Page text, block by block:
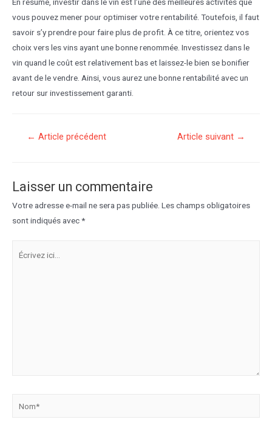
En résumé, investir dans le vin est l’une des meilleures activités que
vous pouvez mener pour optimiser votre rentabilité. Toutefois, il faut
savoir s’y prendre pour faire plus de profit. À ce titre, orientez vos
choix vers les vins ayant une bonne renommée. Investissez dans le
vin quand le coût est relativement bas et laissez-le bien se bonifier
avant de le vendre. Ainsi, vous aurez une bonne rentabilité avec un
retour sur investissement garanti.
Navigation
← Article précédent Article suivant →
Laisser un commentaire
Votre adresse e-mail ne sera pas publiée. Les champs obligatoires
sont indiqués avec*